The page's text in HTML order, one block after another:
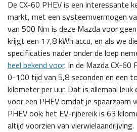
De CX-60 PHEV is een interessante
markt, met een systeemvermogen
van 500 Nm is deze Mazda voor
krijgt een 17,8 kWh accu, en als we
specificaties nader onder de loep
heel bekend voor. In de Mazda CX-
0-100 tijd van 5,8 seconden en een
kilometer per uur. Dat is allemaal leuk
voor een PHEV omdat je spaarzaam
PHEV ook: het EV-rijbereik is 63
altijd voorzien van vierwielaandrijving.